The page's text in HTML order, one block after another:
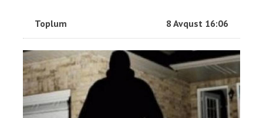
Toplum 8 Avqust 16:06